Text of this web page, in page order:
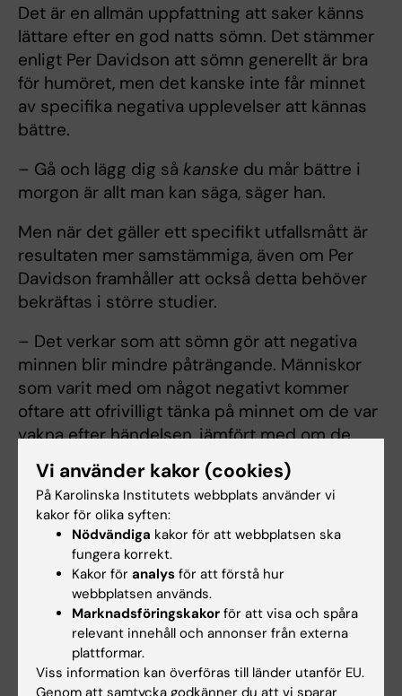
Det är en allmän uppfattning att saker känns
lättare efter en god natts sömn. Det stämmer
enligt Per Davidson att sömn generellt är bra
för humöret, men det kanske inte får minnet
av specifika negativa upplevelser att kännas
bättre.
– Gå och lägg dig så kanske du mår bättre i
morgon är allt man kan säga, säger han.
Men när det gäller ett specifikt utfallsmått är
resultaten mer samstämmiga, även om Per
Davidson framhåller att också detta behöver
bekräftas i större studier.
– Det verkar som att sömn gör att negativa
minnen blir mindre påträngande. Människor
som varit med om något negativt kommer
oftare att ofrivilligt tänka på minnet om de var
vakna efter händelsen, jämfört med om de
hade sovit, säger Per Davidson.
Förklaringen, tror han, kan vara att sömn
befäster minnet på ett sätt som gör det
mindre rörigt och fragmenterat vilket kanske
gör det lättare att kontrollera när man tänker
på det och inte.
Det är också känt att sömnbrist leder till ökat
dagdrömmande, och svårigheter att frivilligt
bestämma vilka minnen och tankar som
Vi använder kakor (cookies)
På Karolinska Institutets webbplats använder vi
kakor för olika syften:
Nödvändiga kakor för att webbplatsen ska
fungera korrekt.
Kakor för analys för att förstå hur
webbplatsen används.
Marknadsföringskakor för att visa och spåra
relevant innehåll och annonser från externa
plattformar.
Viss information kan överföras till länder utanför EU.
Genom att samtycka godkänner du att vi sparar